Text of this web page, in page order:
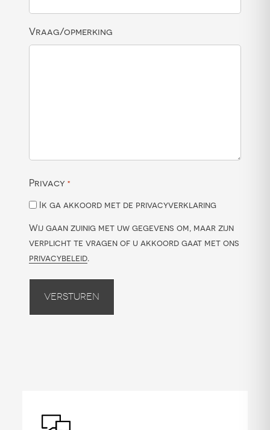
Vraag/opmerking
Privacy *
Ik ga akkoord met de privacyverklaring
Wij gaan zuinig met uw gegevens om, maar zijn
verplicht te vragen of u akkoord gaat met ons
privacybeleid.
Versturen